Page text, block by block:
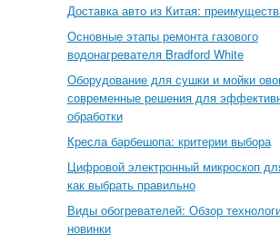
Доставка авто из Китая:
Основные этапы ремонта газового
водонагревателя Bradford White
Оборудование для сушки и мойки
современные решения для
обработки
Кресла барбешопа: критерии выбора
Цифровой электронный микроскоп
как выбрать правильно
Виды обогревателей: Обзор
новинки